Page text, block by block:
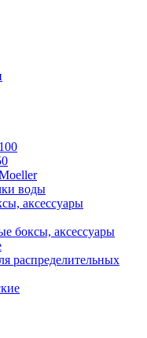
воды
аксессуары
боксы, аксессуары
распределительных